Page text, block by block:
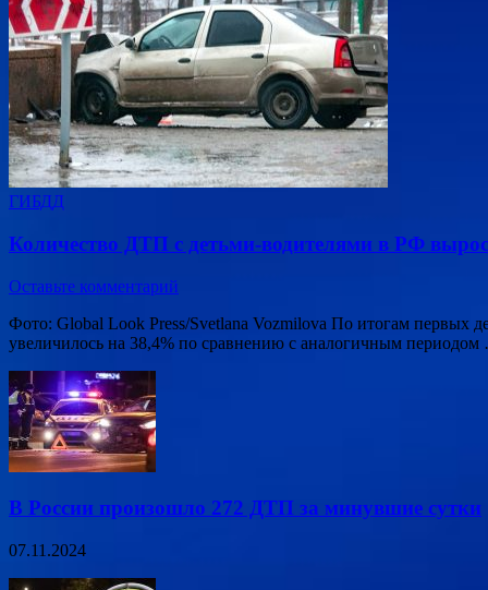
ГИБДД
Количество ДТП с детьми-водителями в РФ
Оставьте комментарий
Фото: Global Look Press/Svetlana Vozmilova По итогам первых
увеличилось на 38,4% по сравнению с аналогичным
В России произошло 272 ДТП за минувшие сутки
07.11.2024